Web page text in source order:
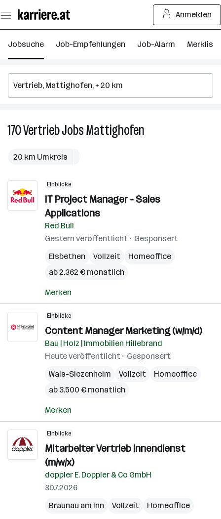
Seiteninhalt
springen
Anmelden
Jobsuche Job-Empfehlungen Job-Alarm Merkliste
170VertriebJobsMattighofen
20 km Umkreis
Einblicke
IT Project Manager - Sales
Applications
Red Bull
Gestern veröffentlicht
Gesponsert
Elsbethen
Vollzeit
Homeoffice
ab 2.362 € monatlich
Merken
Einblicke
Content Manager Marketing (w/m/d)
Bau | Holz | Immobilien Hillebrand
Heute veröffentlicht
Gesponsert
Wals-Siezenheim
Vollzeit
Homeoffice
ab 3.500 € monatlich
Merken
Einblicke
Mitarbeiter Vertrieb Innendienst
(m/w/x)
doppler E. Doppler & Co GmbH
30.7.2026
Braunau am Inn
Vollzeit Homeoffice